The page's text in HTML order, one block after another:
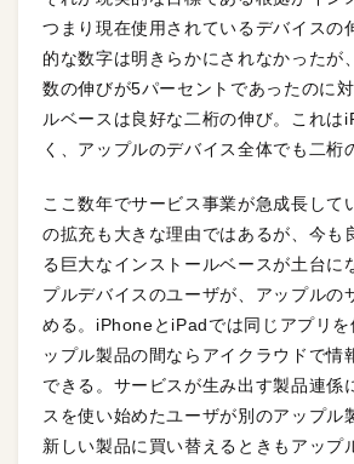
つまり現在使用されているデバイスの
的な数字は明きらかにされなかったが
数の伸びが5パーセントであったのに
ルベースは良好な二桁の伸び。これは
く、アップルのデバイス全体でも二桁
ここ数年でサービス事業が急成長して
の拡充も大きな理由ではあるが、今も
る巨大なインストールベースが土台に
プルデバイスのユーザが、アップルの
める。iPhoneとiPadでは同じアプリ
ップル製品の間ならアイクラウドで情
できる。サービスが生み出す製品連係
スを使い始めたユーザが別のアップル
新しい製品に買い替えるときもアップ